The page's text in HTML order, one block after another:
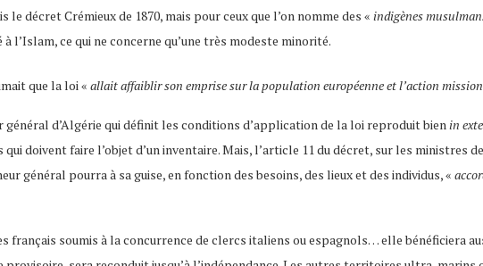
décret Crémieux de 1870, mais pour ceux que l’on nomme des « indigènes
l’Islam, ce qui ne concerne qu’une très modeste minorité.
que la loi « allait affaiblir son emprise sur la population européenne et l’action
général d’Algérie qui définit les conditions d’application de la loi reproduit bienin
qui doivent faire l’objet d’un inventaire. Mais, l’article 11 du décret, sur les
général pourra à sa guise, en fonction des besoins, des lieux et des individus, «
soumis à la concurrence de clercs italiens ou espagnols… elle bénéficiera